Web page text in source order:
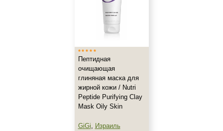
Пептидная
очищающая
глиняная маска для
жирной кожи / Nutri
Peptide Purifying Clay
Mask Oily Skin
GiGi, Израиль